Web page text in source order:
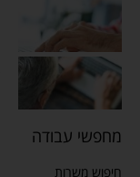
מחפשי עבודה
חיפוש משרות